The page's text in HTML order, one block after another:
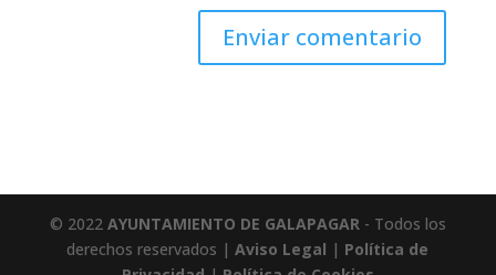
© 2022 AYUNTAMIENTO DE GALAPAGAR- Todos los
derechos reservados |Aviso Legal | Política de